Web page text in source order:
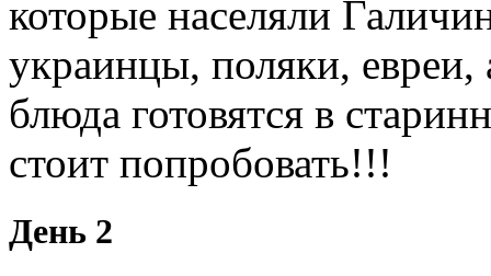
которые населяли
украинцы, поляки,
блюда готовятся в
стоит попробовать!!!
День 2